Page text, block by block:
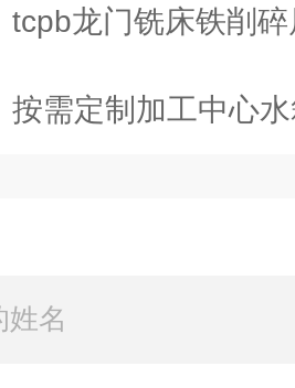
tcpb龙门铣床铁削
按需定制加工中心水